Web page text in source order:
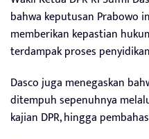
bahwa keputusan Prabowo
memberikan kepastian
terdampak proses
Dasco juga menegaskan
ditempuh sepenuhnya
kajian DPR, hingga